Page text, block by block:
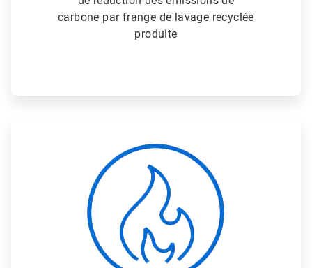
carbone par frange de lavage recyclée
produite